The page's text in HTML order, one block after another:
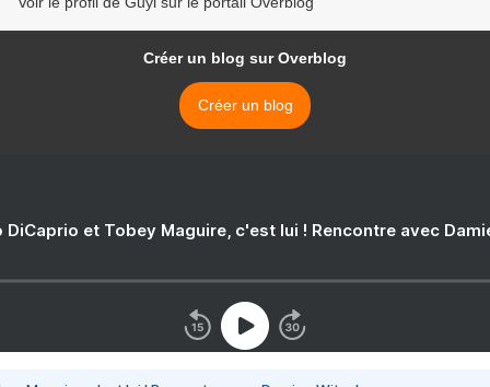
Créer un blog sur Overblog
Créer un blog
DiCaprio et Tobey Maguire, c'est lui ! Rencontre avec